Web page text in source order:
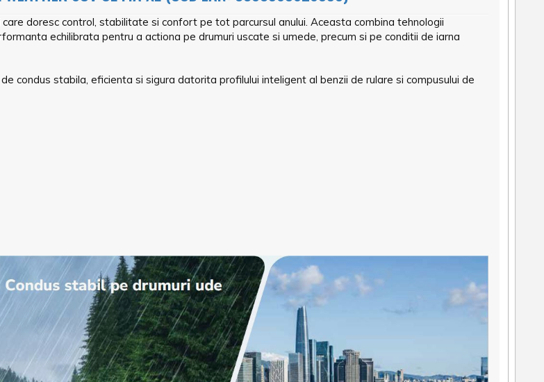
doresc control, stabilitate si confort pe tot parcursul anului. Aceasta combina tehnologii
echilibrata pentru a actiona pe drumuri uscate si umede, precum si pe conditii de iarna
condus stabila, eficienta si sigura datorita profilului inteligent al benzii de rulare si compusului de